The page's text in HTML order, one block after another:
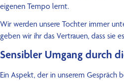
eigenen Tempo lernt.
Wir werden unsere Tochter immer
geben wir ihr das Vertrauen, dass sie
Sensibler Umgang durch
Ein Aspekt, der in unserem Gespräch